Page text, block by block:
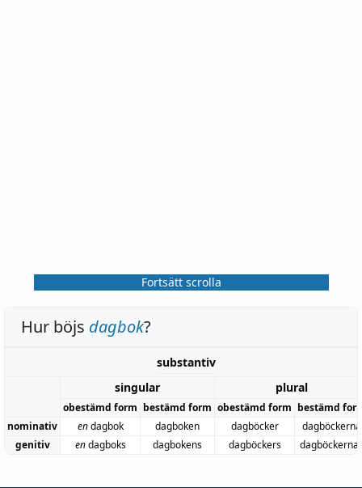
Fortsätt scrolla
Hur böjs dagbok?
substantiv
singular
plural
obestämd form bestämd form obestämd form bestämd
nominativ
endagbok dagboken dagböcker
dagböckerna
genitiv
endagboks dagbokens dagböckers